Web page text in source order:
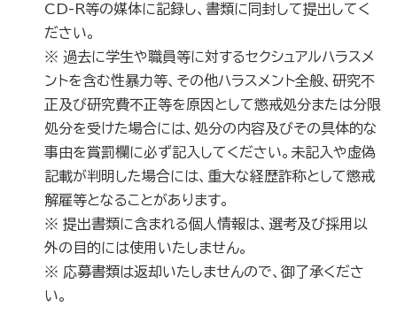
CD-R等の媒体に記録し、書類に同封して提出してく
ださい。
※ 過去に学生や職員等に対するセクシュアルハラスメ
ントを含む性暴力等、その他ハラスメント全般、研究不
正及び研究費不正等を原因として懲戒処分または分限
処分を受けた場合には、処分の内容及びその具体的な
事由を賞罰欄に必ず記入してください。未記入や虚偽
記載が判明した場合には、重大な経歴詐称として懲戒
解雇等となることがあります。
※ 提出書類に含まれる個人情報は、選考及び採用以
外の目的には使用いたしません。
※ 応募書類は返却いたしませんので、御了承くださ
い。